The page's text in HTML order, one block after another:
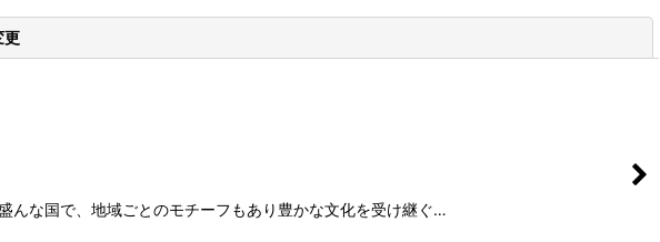
更
な国で、地域ごとのモチーフもあり豊かな文化を受け継ぐ…